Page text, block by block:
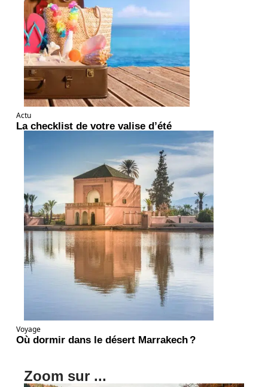
Actu
La checklist de votre valise d’été
Voyage
Où dormir dans le désert Marrakech ?
Zoom sur ...